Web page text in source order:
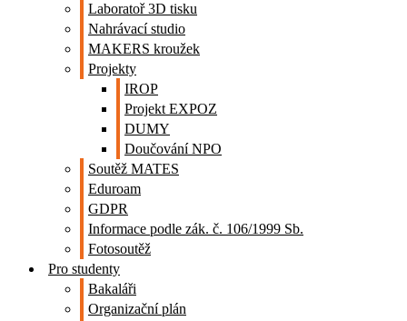
Laboratoř 3D tisku
Nahrávací studio
MAKERS kroužek
Projekty
IROP
Projekt EXPOZ
DUMY
Doučování NPO
Soutěž MATES
Eduroam
GDPR
Informace podle zák. č. 106/1999 Sb.
Fotosoutěž
Pro studenty
Bakaláři
Organizační plán